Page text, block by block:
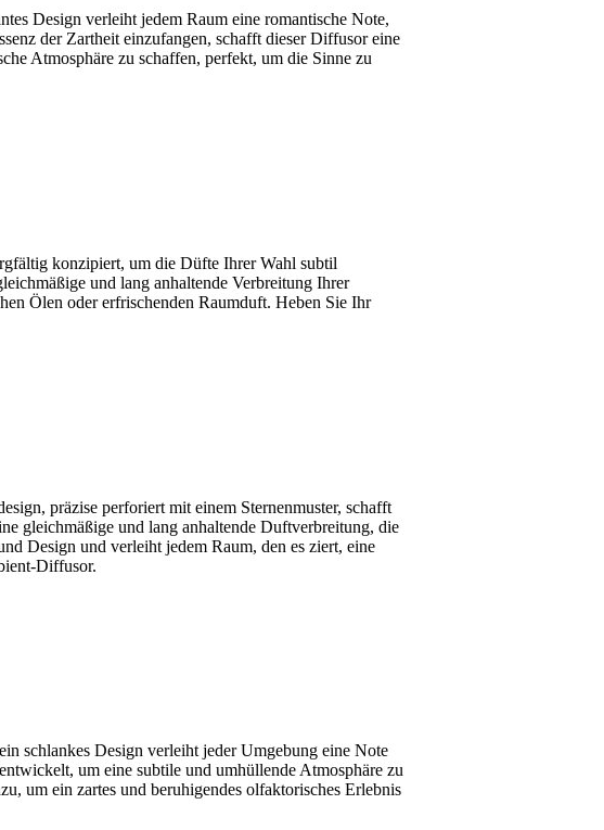
Design verleiht jedem Raum eine romantische Note,
der Zartheit einzufangen, schafft dieser Diffusor eine
Atmosphäre zu schaffen, perfekt, um die Sinne zu
konzipiert, um die Düfte Ihrer Wahl subtil
und lang anhaltende Verbreitung Ihrer
Ölen oder erfrischenden Raumduft. Heben Sie Ihr
präzise perforiert mit einem Sternenmuster, schafft
gleichmäßige und lang anhaltende Duftverbreitung, die
Design und verleiht jedem Raum, den es ziert, eine
Diffusor.
schlankes Design verleiht jeder Umgebung eine Note
um eine subtile und umhüllende Atmosphäre zu
um ein zartes und beruhigendes olfaktorisches Erlebnis